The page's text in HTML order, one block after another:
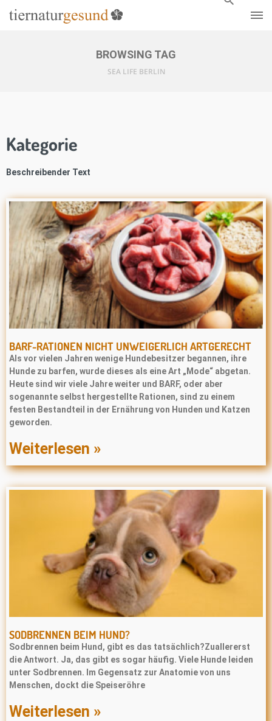
BROWSING TAG
SEA LIFE BERLIN
Kategorie
Beschreibender Text
BARF-RATIONEN NICHT UNWEIGERLICH ARTGERECHT
Als vor vielen Jahren wenige Hundebesitzer begannen, ihre
Hunde zu barfen, wurde dieses als eine Art „Mode“ abgetan.
Heute sind wir viele Jahre weiter und BARF, oder aber
sogenannte selbst hergestellte Rationen, sind zu einem
festen Bestandteil in der Ernährung von Hunden und Katzen
geworden.
Weiterlesen »
SODBRENNEN BEIM HUND?
Sodbrennen beim Hund, gibt es das tatsächlich?Zuallererst
die Antwort. Ja, das gibt es sogar häufig. Viele Hunde leiden
unter Sodbrennen. Im Gegensatz zur Anatomie von uns
Menschen, dockt die Speiseröhre
Weiterlesen »